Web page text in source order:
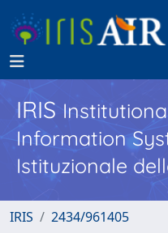
IRIS
Information
Istituzionale
IRIS 2434/961405